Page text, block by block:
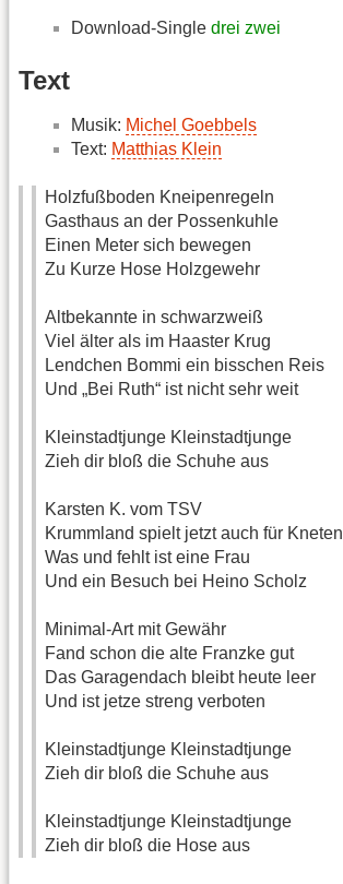
Download-Single drei zwei
Text
Musik: Michel Goebbels
Text: Matthias Klein
Holzfußboden Kneipenregeln
Gasthaus an der Possenkuhle
Einen Meter sich bewegen
Zu Kurze Hose Holzgewehr
Altbekannte in schwarzweiß
Viel älter als im Haaster Krug
Lendchen Bommi ein bisschen Reis
Und „Bei Ruth“ ist nicht sehr weit
Kleinstadtjunge Kleinstadtjunge
Zieh dir bloß die Schuhe aus
Karsten K. vom TSV
Krummland spielt jetzt auch für Kneten
Was und fehlt ist eine Frau
Und ein Besuch bei Heino Scholz
Minimal-Art mit Gewähr
Fand schon die alte Franzke gut
Das Garagendach bleibt heute leer
Und ist jetze streng verboten
Kleinstadtjunge Kleinstadtjunge
Zieh dir bloß die Schuhe aus
Kleinstadtjunge Kleinstadtjunge
Zieh dir bloß die Hose aus